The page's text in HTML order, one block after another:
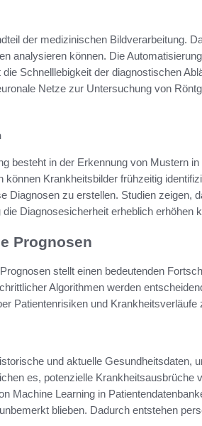
der medizinischen Bildverarbeitung.
analysieren können. Die
Schnelllebigkeit der diagnostischen
Netze zur Untersuchung von
besteht in der Erkennung von Mustern
Krankheitsbilder frühzeitig
Diagnosen zu erstellen. Studien zeigen,
Diagnosesicherheit erheblich erhöhen
Prognosen
stellt einen bedeutenden
Algorithmen werden
Patientenrisiken und Krankheitsverläufe
und aktuelle Gesundheitsdaten,
es, potenzielle Krankheitsausbrüche
Machine Learning in
blieben. Dadurch entstehen